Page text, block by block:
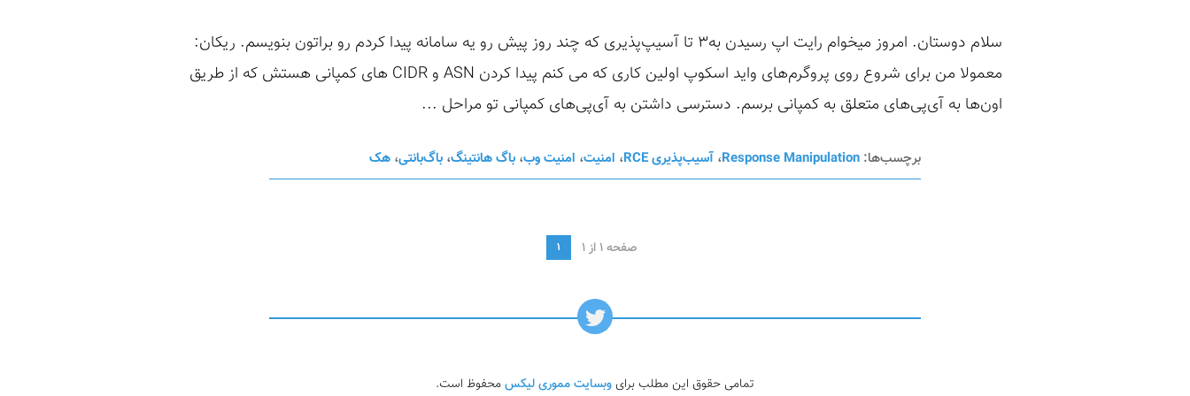
سلام دوستان. امروز میخوام رایت اپ رسیدن به۳ تا آسیپ‌پذیری که چند روز پیش رو یه سامانه پیدا کردم رو براتون بنویسم. ریکان:
معمولا من برای شروع روی پروگرم‌های واید اسکوپ اولین کاری که می کنم پیدا کردن ASN و CIDR های کمپانی هستش که از طریق
اون‌ها به آی‌پی‌های متعلق به کمپانی برسم. دسترسی داشتن به آی‌پی‌های کمپانی تو مراحل ...
برچسب‌ها: Response Manipulation، آسیب‌پذیری RCE ، امنیت، امنیت وب، باگ هانتینگ، باگ‌بانتی، هک
صفحه 1 از 1 1
تمامی حقوق این مطلب برای وبسایت مموری لیکسمحفوظ است.